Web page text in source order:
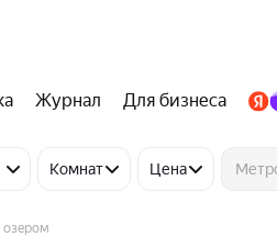
Журнал Для бизнеса
Комнат Цена
озером